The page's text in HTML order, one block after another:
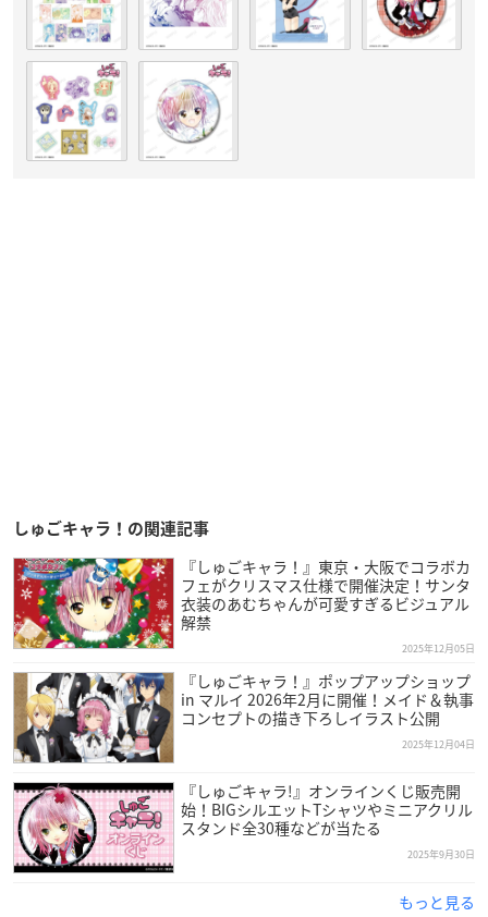
しゅごキャラ！の関連記事
『しゅごキャラ！』東京・大阪でコラボカ
フェがクリスマス仕様で開催決定！サンタ
衣装のあむちゃんが可愛すぎるビジュアル
解禁
2025年12月05日
『しゅごキャラ！』ポップアップショップ
in マルイ 2026年2月に開催！メイド＆執事
コンセプトの描き下ろしイラスト公開
2025年12月04日
『しゅごキャラ!』オンラインくじ販売開
始！BIGシルエットTシャツやミニアクリル
スタンド全30種などが当たる
2025年9月30日
もっと見る